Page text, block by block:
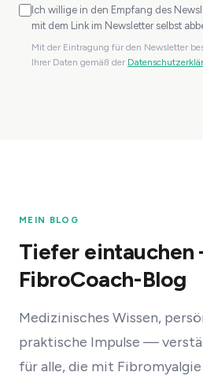
Ich willige in den Empfang des
mit dem Link im Newsletter selbst
Mit der Eintragung für den Newsletter
Ihrer Daten gemäß der
MEIN BLOG
Tiefer
FibroCoach-Blog
Medizinisches Wissen,
praktische Impulse —
für alle, die mit Fibromyalgie